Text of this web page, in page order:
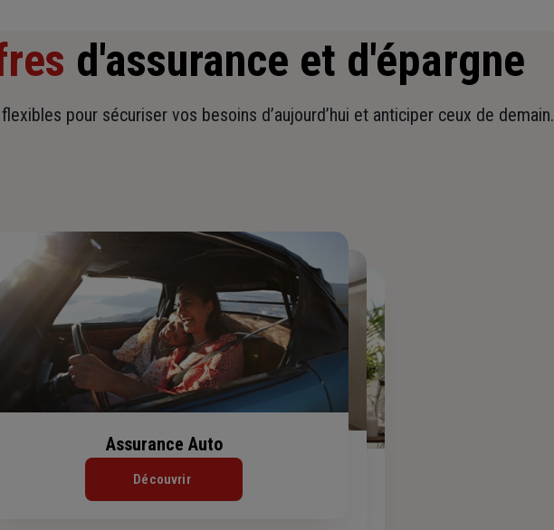
d'assurance et d'épargne
pour sécuriser vos besoins d’aujourd’hui et anticiper ceux de demain.
Assurance de prêt immobilier
Assurance Habitation
Assurance Auto
Découvrir